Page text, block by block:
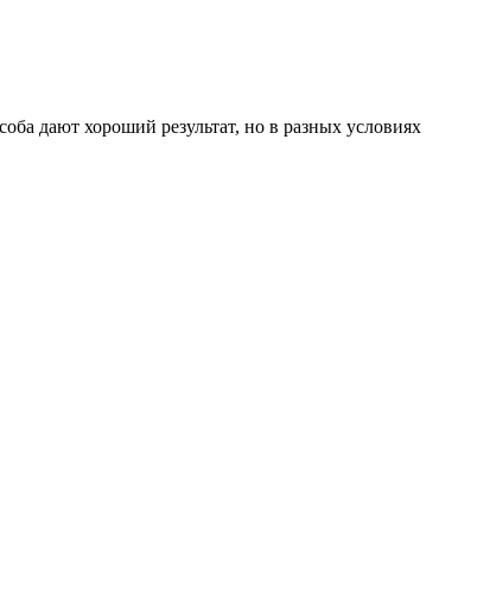
дают хороший результат, но в разных условиях